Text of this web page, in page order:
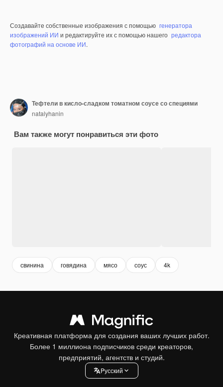
Создавайте собственные изображения с помощью генератора
изображений ИИ и редактируйте их с помощью нашего редактора
фотографий на основе ИИ.
Тефтели в кисло-сладком томатном соусе со специями
natalyhanin
Вам также могут понравиться эти фото
свинина говядина мясо соус 4k
Креативная платформа для создания ваших лучших работ.
Более 1 миллиона подписчиков среди креаторов,
предприятий, агентств и студий.
Pусский